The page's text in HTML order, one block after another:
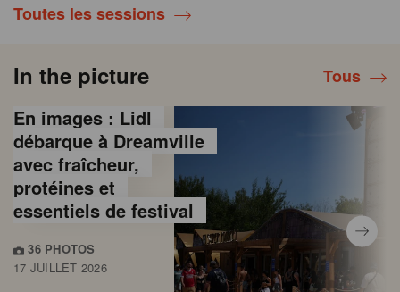
Toutes les sessions
In the picture Tous
En images : Lidl
débarque à Dreamville
avec fraîcheur,
protéines et
essentiels de festival
36 PHOTOS
17 JUILLET 2026